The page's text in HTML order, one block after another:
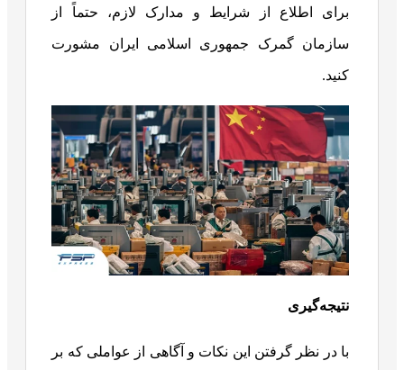
برای اطلاع از شرایط و مدارک لازم، حتماً از
سازمان گمرک جمهوری اسلامی ایران مشورت
کنید.
نتیجه‌گیری
با در نظر گرفتن این نکات و آگاهی از عواملی که بر